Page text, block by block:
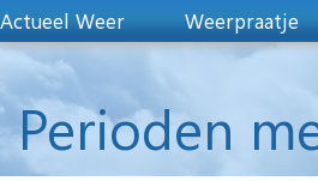
Actueel Weer Weerpraatje
Perioden